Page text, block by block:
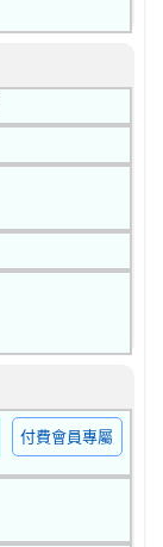
付費會員專屬